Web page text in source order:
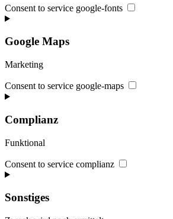
Consent to service google-fonts
Google Maps
Marketing
Consent to service google-maps
Complianz
Funktional
Consent to service complianz
Sonstiges